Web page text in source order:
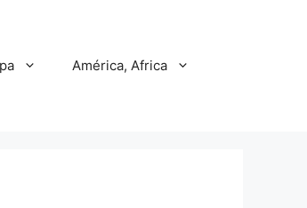
América, Africa